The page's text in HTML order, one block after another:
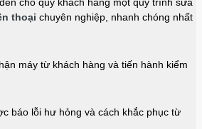
thoại chuyên nghiệp, nhanh chóng nhất
máy từ khách hàng và tiến hành kiểm
báo lỗi hư hỏng và cách khắc phục từ